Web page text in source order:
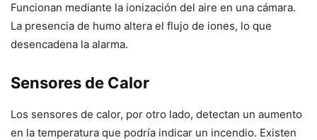
Funcionan mediante la ionización del aire en una cámara.
La presencia de humo altera el flujo de iones, lo que
desencadena la alarma.
Sensores de Calor
Los sensores de calor, por otro lado, detectan un aumento
en la temperatura que podría indicar un incendio. Existen